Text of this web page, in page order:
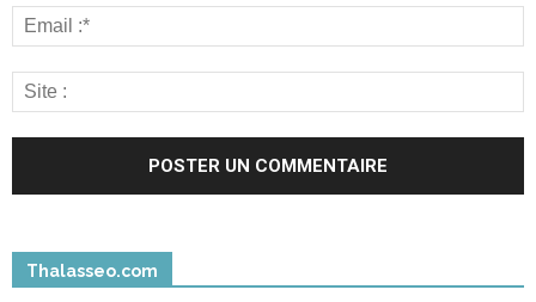
Thalasseo.com